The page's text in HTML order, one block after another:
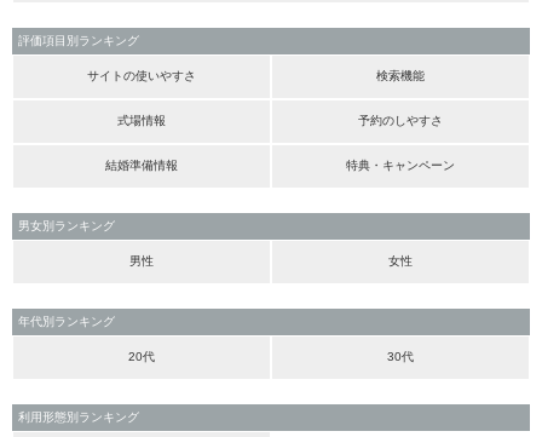
評価項目別ランキング
サイトの使いやすさ 検索機能
式場情報 予約のしやすさ
結婚準備情報 特典・キャンペーン
男女別ランキング
男性 女性
年代別ランキング
20代 30代
利用形態別ランキング